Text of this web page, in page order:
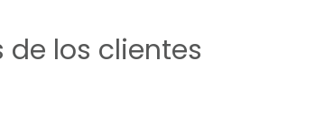
de los clientes